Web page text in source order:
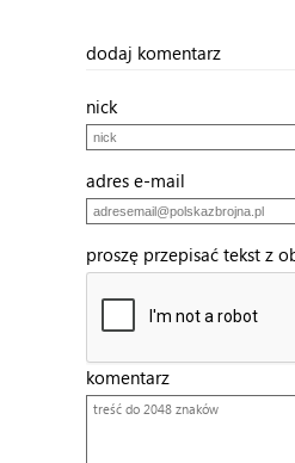
dodaj komentarz
nick
adres e-mail
proszę przepisać tekst z
komentarz